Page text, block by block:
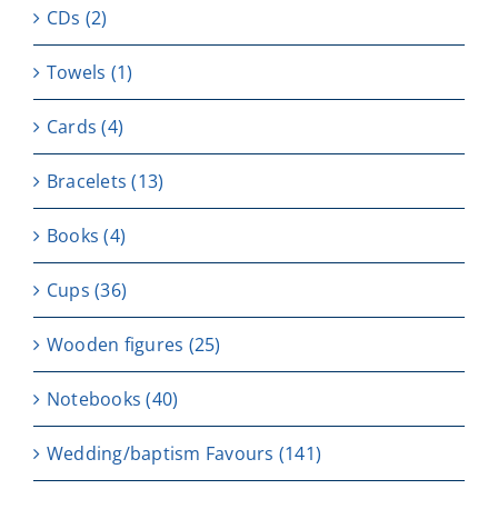
CDs (2)
Towels (1)
Cards (4)
Bracelets (13)
Books (4)
Cups (36)
Wooden figures (25)
Notebooks (40)
Wedding/baptism Favours (141)